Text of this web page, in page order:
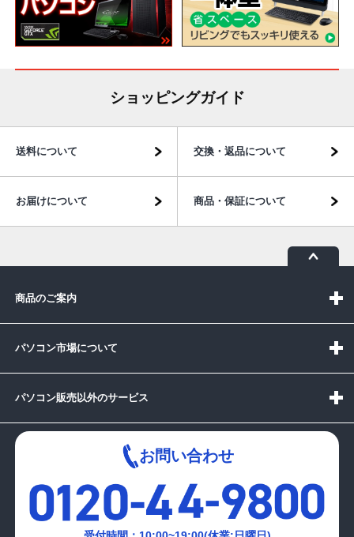
ショッピングガイド
送料について 交換・返品について
お届けについて 商品・保証について
商品のご案内
パソコン市場について
パソコン販売以外のサービス
お問い合わせ